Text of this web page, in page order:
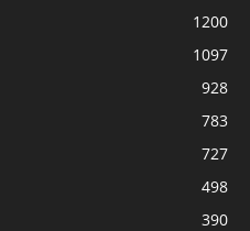
1200
1097
928
783
727
498
390